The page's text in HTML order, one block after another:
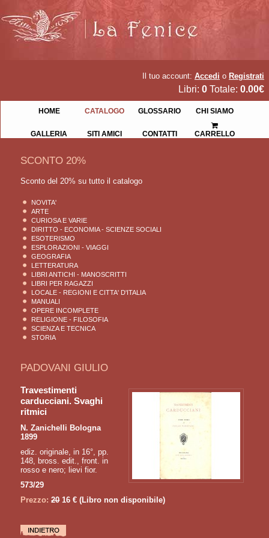
Il tuo account: Accedi o Registrati
Libri: 0 Totale: 0.00€
HOME CATALOGO GLOSSARIO CHI SIAMO
GALLERIA SITI AMICI CONTATTI CARRELLO
SCONTO 20%
Sconto del 20% su tutto il catalogo
NOVITA'
ARTE
CURIOSA E VARIE
DIRITTO - ECONOMIA - SCIENZE SOCIALI
ESOTERISMO
ESPLORAZIONI - VIAGGI
GEOGRAFIA
LETTERATURA
LIBRI ANTICHI - MANOSCRITTI
LIBRI PER RAGAZZI
LOCALE - REGIONI E CITTA' D'ITALIA
MANUALI
OPERE INCOMPLETE
RELIGIONE - FILOSOFIA
SCIENZA E TECNICA
STORIA
PADOVANI GIULIO
Travestimenti
carducciani. Svaghi
ritmici
N. Zanichelli Bologna
1899
ediz. originale, in 16°, pp.
148, bross. edit., front. in
rosso e nero; lievi fior.
573/29
Prezzo: 2016 € (Libro non disponibile)